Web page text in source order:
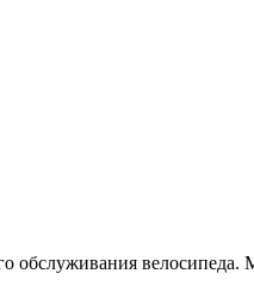
обслуживания велосипеда.